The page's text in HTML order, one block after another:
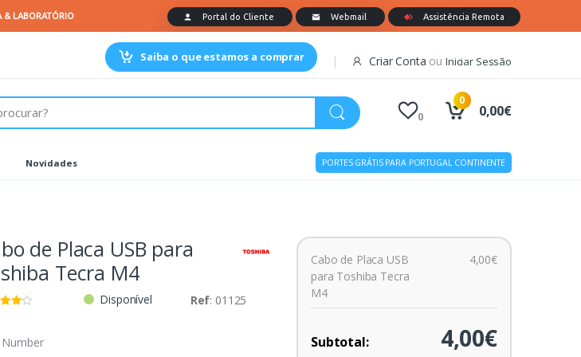
Saiba o que estamos a comprar Criar Conta ouIniciar Sessão
0
0
0,00€
Novidades PORTES GRÁTIS PARA PORTUGAL CONTINENTE
de Placa USB para
Tecra M4
Disponível Ref: 01125
Cabo de Placa USB
para Toshiba Tecra
M4
4,00€
Subtotal: 4,00€